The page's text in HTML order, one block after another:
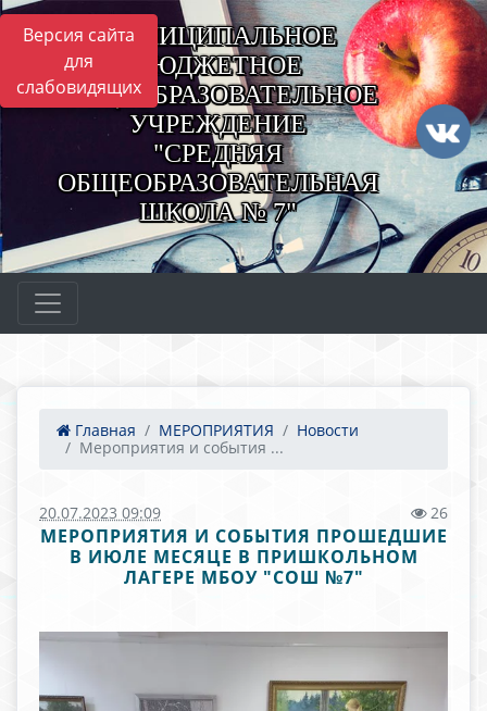
Версия сайта
для
слабовидящих
МУНИЦИПАЛЬНОЕ
БЮДЖЕТНОЕ
ОБЩЕОБРАЗОВАТЕЛЬНОЕ
УЧРЕЖДЕНИЕ
"СРЕДНЯЯ
ОБЩЕОБРАЗОВАТЕЛЬНАЯ
ШКОЛА № 7"
Главная МЕРОПРИЯТИЯ
Новости
Мероприятия и события ...
20.07.2023 09:09 26
МЕРОПРИЯТИЯ И СОБЫТИЯ ПРОШЕДШИЕ
В ИЮЛЕ МЕСЯЦЕ В ПРИШКОЛЬНОМ
ЛАГЕРЕ МБОУ "СОШ №7"